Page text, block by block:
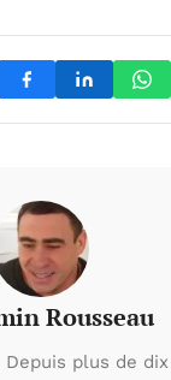
Rousseau
plus de